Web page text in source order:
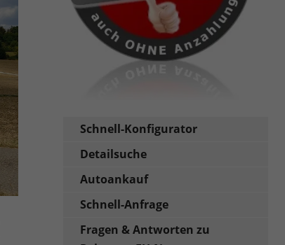
Schnell-Konfigurator
Detailsuche
Autoankauf
Schnell-Anfrage
Fragen & Antworten zu